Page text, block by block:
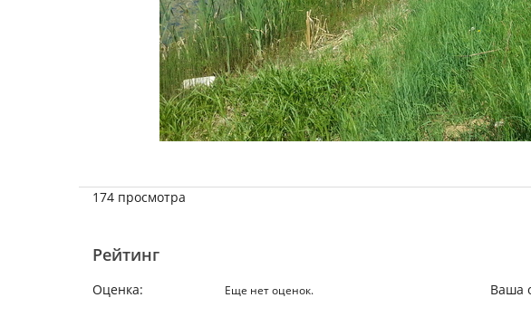
174 просмотра
Рейтинг
Оценка: Еще нет оценок. Ваша